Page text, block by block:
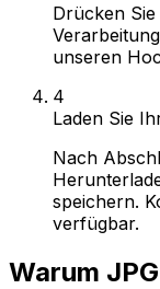
Drücken
unseren
4
Laden Sie
Nach
speichern.
verfügbar.
Warum